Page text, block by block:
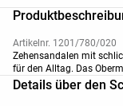
Artikelnr. 1201/780/020
Zehensandalen mit
für den Alltag. Das
Details über den